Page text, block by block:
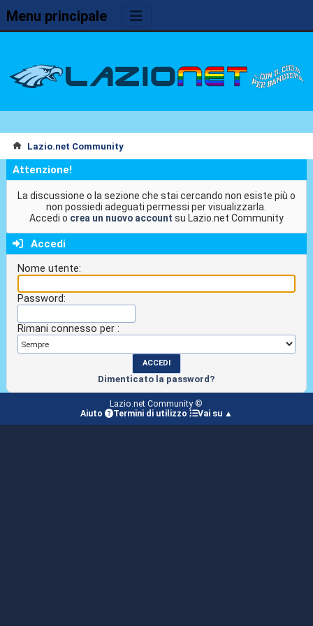
Menu principale
Lazio.net Community
Attenzione!
La discussione o la sezione che stai cercando non esiste più o
non possiedi adeguati permessi per visualizzarla.
Accedi o crea un nuovo account su Lazio.net Community
Accedi
Nome utente:
Password:
Rimani connesso per :
Dimenticato la password?
Lazio.net Community ©
Aiuto
Termini di utilizzo Vai su ▲